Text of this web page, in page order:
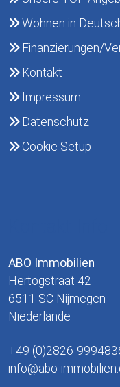
Wohnen in
Finanzierungen/
Kontakt
Impressum
Datenschutz
Cookie Setup
ABO Immobilien
Hertogstraat 42
6511 SC Nijmegen
Niederlande
+49 (0)2826-
info@abo-